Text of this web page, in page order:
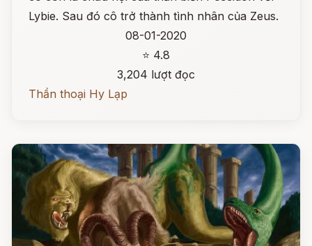
Lybie. Sau đó cô trở thành tình nhân của Zeus.
08-01-2020
⭐ 4.8
3,204 lượt đọc
Thần thoại Hy Lạp